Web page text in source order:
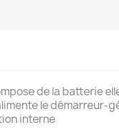
de la batterie
le démarreur-
interne